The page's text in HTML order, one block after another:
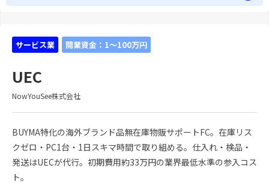
サービス業 開業資金：1～100万円
UEC
NowYouSee株式会社
BUYMA特化の海外ブランド品無在庫物販サポートFC。在庫リス
クゼロ・PC1台・1日スキマ時間で取り組める。仕入れ・検品・
発送はUECが代行。初期費用約33万円の業界最低水準の参入コス
ト。